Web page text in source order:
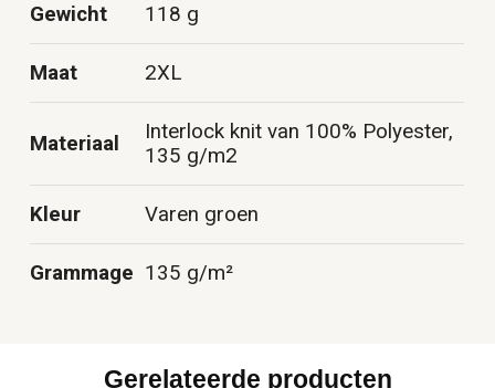
Gewicht 118 g
Maat 2XL
Materiaal
Interlock knit van 100% Polyester,
135 g/m2
Kleur Varen groen
Grammage 135 g/m²
Gerelateerde producten